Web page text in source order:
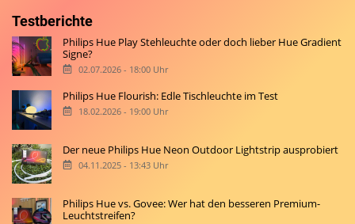
Testberichte
Philips Hue Play Stehleuchte oder doch lieber Hue Gradient
Signe?
02.07.2026 - 18:00 Uhr
Philips Hue Flourish: Edle Tischleuchte im Test
18.02.2026 - 19:00 Uhr
Der neue Philips Hue Neon Outdoor Lightstrip ausprobiert
04.11.2025 - 13:43 Uhr
Philips Hue vs. Govee: Wer hat den besseren Premium-
Leuchtstreifen?